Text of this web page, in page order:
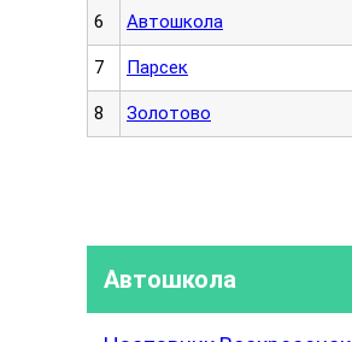
6 Автошкола
7 Парсек
8 Золотово
Автошкола